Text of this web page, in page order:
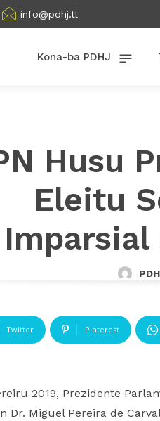
info@pdhj.tl
Kona-ba PDHJ
Husu
Eleitu
Twitter Pinterest
2019, Prezidente
Dr. Miguel Pereira de